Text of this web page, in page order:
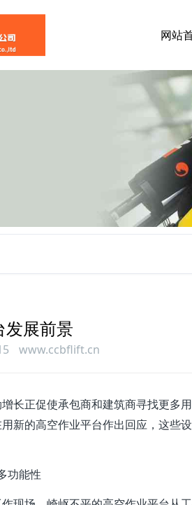
网站
发展前景
www.ccbflift.cn
长正促使承包商和建筑商寻找更多
新的高空作业平台作出回应，这些
功能性